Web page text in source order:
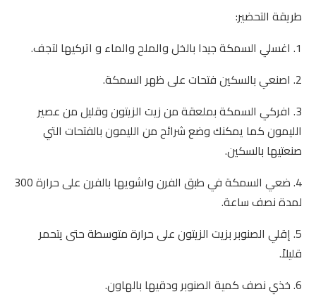
طريقة التحضير:
1. اغسلي السمكة جيدا بالخل والملح والماء و اتركيها لتجف.
2. اصنعي بالسكين فتحات على ظهر السمكة.
3. افركي السمكة بملعقة من زيت الزيتون وقليل من عصير
الليمون كما يمكنك وضع شرائح من الليمون بالفتحات التي
صنعتيها بالسكين.
4. ضعي السمكة في طبق الفرن واشويها بالفرن على حرارة 300
لمدة نصف ساعة.
5. إقلي الصنوبر بزيت الزيتون على حرارة متوسطة حتى يتحمر
قليلاً.
6. خذي نصف كمية الصنوبر ودقيها بالهاون.